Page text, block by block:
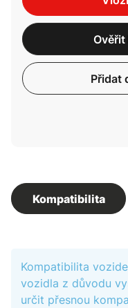
Přidat
Kompatibilita
Kompatibilita
vozidla z důvodu
určit přesnou